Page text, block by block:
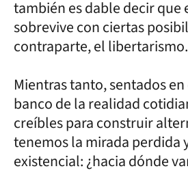
también es dable decir
sobrevive con ciertas
contraparte, el libertarismo.
Mientras tanto, sentados
banco de la realidad
creíbles para construir
tenemos la mirada perdida
existencial: ¿hacia dónde